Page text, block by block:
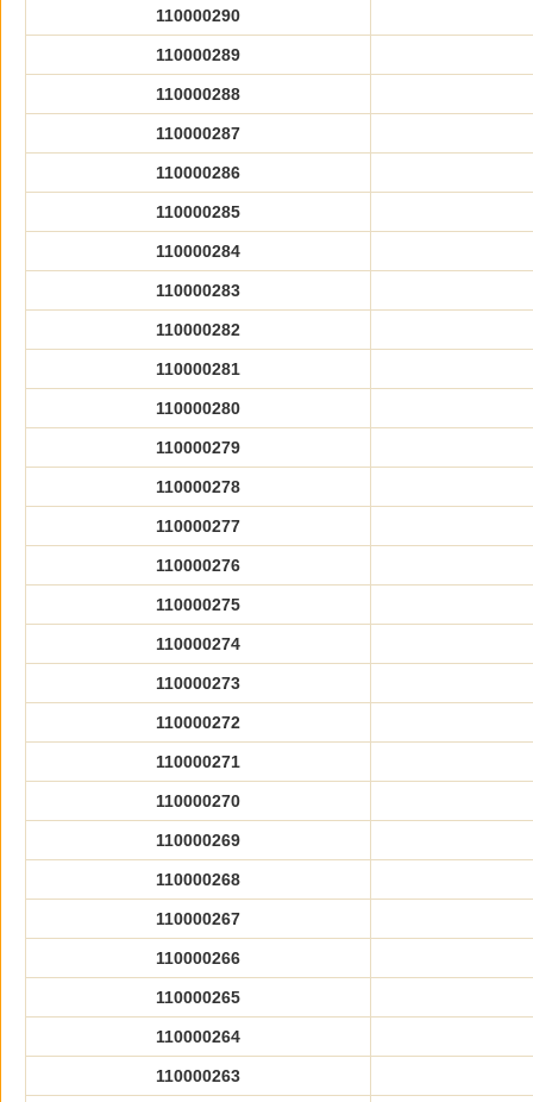
110000290
110000289
110000288
110000287
110000286
110000285
110000284
110000283
110000282
110000281
110000280
110000279
110000278
110000277
110000276
110000275
110000274
110000273
110000272
110000271
110000270
110000269
110000268
110000267
110000266
110000265
110000264
110000263